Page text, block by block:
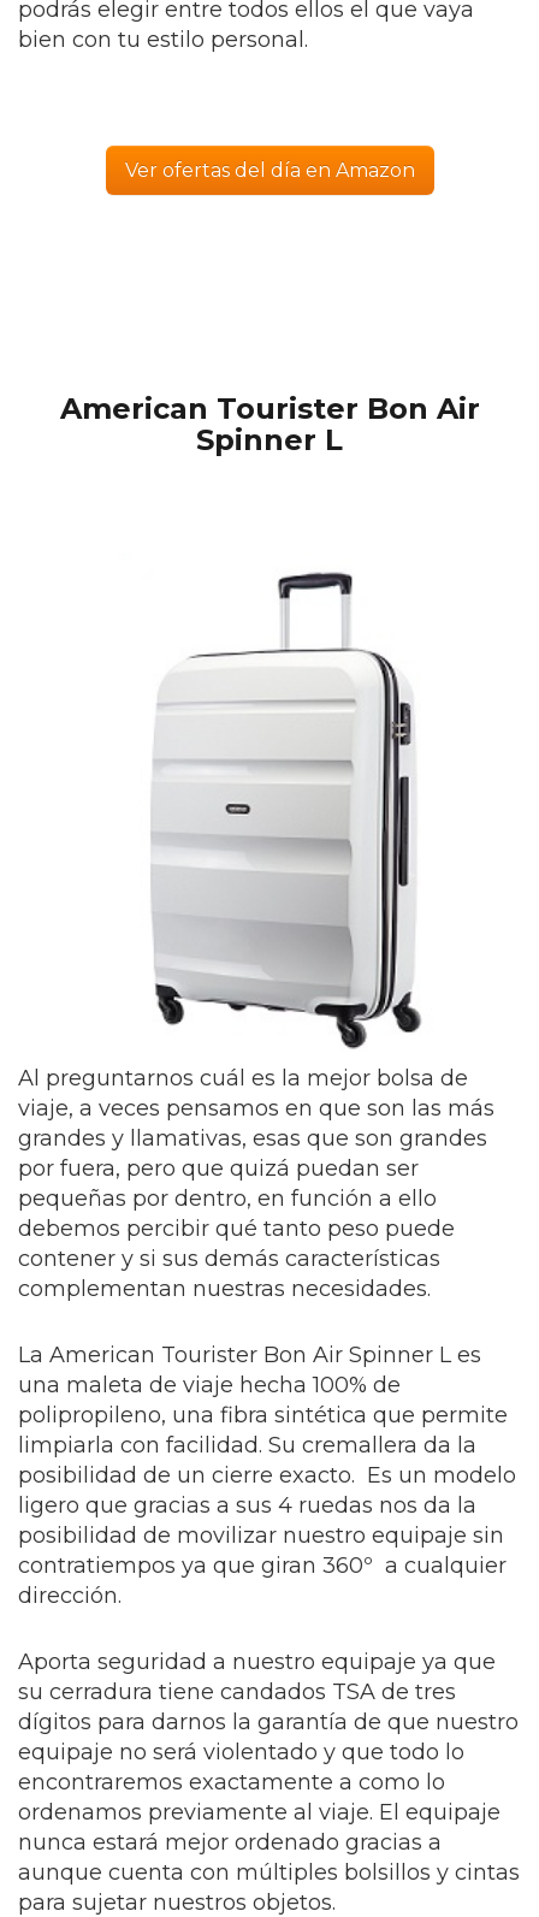
podrás elegir entre todos ellos el que vaya
bien con tu estilo personal.
Ver ofertas del día en Amazon
American Tourister Bon Air
Spinner L
Al preguntarnos cuál es la mejor bolsa de
viaje, a veces pensamos en que son las más
grandes y llamativas, esas que son grandes
por fuera, pero que quizá puedan ser
pequeñas por dentro, en función a ello
debemos percibir qué tanto peso puede
contener y si sus demás características
complementan nuestras necesidades.
La American Tourister Bon Air Spinner L es
una maleta de viaje hecha 100% de
polipropileno, una fibra sintética que permite
limpiarla con facilidad. Su cremallera da la
posibilidad de un cierre exacto. Es un modelo
ligero que gracias a sus 4 ruedas nos da la
posibilidad de movilizar nuestro equipaje sin
contratiempos ya que giran 360º a cualquier
dirección.
Aporta seguridad a nuestro equipaje ya que
su cerradura tiene candados TSA de tres
dígitos para darnos la garantía de que nuestro
equipaje no será violentado y que todo lo
encontraremos exactamente a como lo
ordenamos previamente al viaje. El equipaje
nunca estará mejor ordenado gracias a
aunque cuenta con múltiples bolsillos y cintas
para sujetar nuestros objetos.